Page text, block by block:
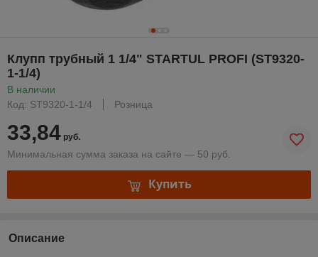
Клупп трубный 1 1/4" STARTUL PROFI (ST9320-
1-1/4)
В наличии
Код: ST9320-1-1/4
Розница
33,84 руб.
Минимальная сумма заказа на сайте — 50 руб.
Купить
Описание